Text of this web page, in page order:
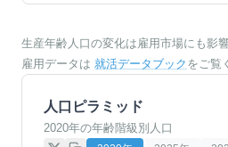
生産年齢人口の変化は雇用市場にも影
雇用データは 就活データブック をご覧
人口ピラミッド
2020年の年齢階級別人口